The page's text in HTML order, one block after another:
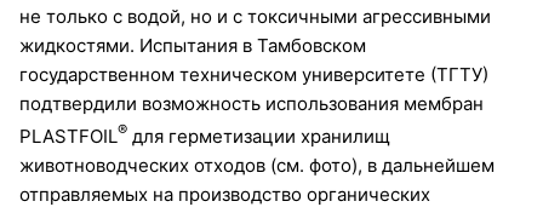
не только с водой, но и с токсичными агрессивными
жидкостями. Испытания в Тамбовском
государственном техническом университете (ТГТУ)
подтвердили возможность использования мембран
PLASTFOIL® для герметизации хранилищ
животноводческих отходов (см. фото), в дальнейшем
отправляемых на производство органических